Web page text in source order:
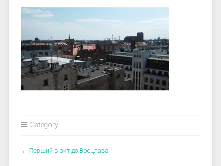
Category:
← Перший візит до Вроцлава